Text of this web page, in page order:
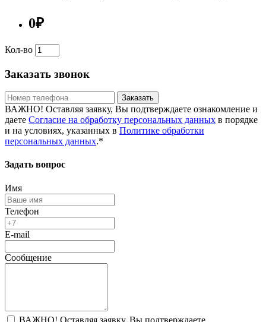
0₽
Кол-во
Заказать звонок
Заказать
ВАЖНО! Оставляя заявку, Вы подтверждаете ознакомление и
даете Согласие на обработку персональных данных в порядке
и на условиях, указанных в Политике обработки
персональных данных.*
Задать вопрос
Имя
Телефон
E-mail
Сообщение
ВАЖНО! Оставляя заявку, Вы подтверждаете